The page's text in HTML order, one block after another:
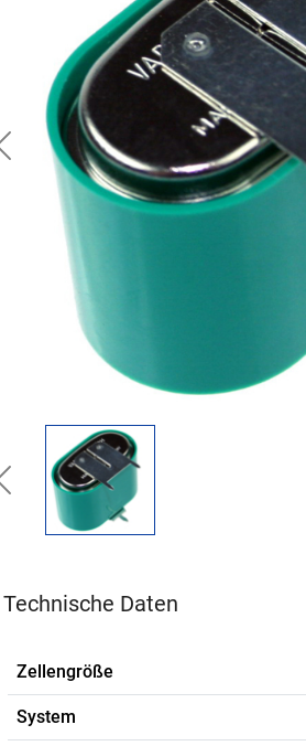
Previous
Previous
Technische Daten
Zellengröße
System